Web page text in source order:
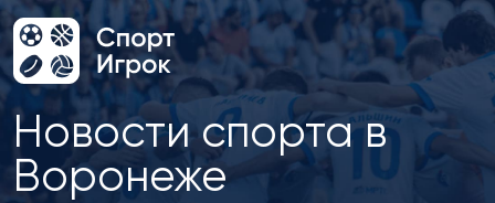
Новости спорта в
Воронеже